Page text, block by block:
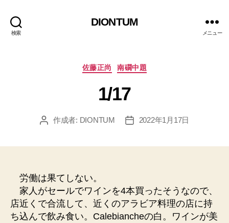
検索
DIONTUM
メニュー
カ
ゴ
リ
佐藤正尚 南礀中題
1/17
投 作成者: DIONTUM
投
2022年1月17日
労働は果てしない。
家人がセールでワインを4本買ったそうなので、
店近くで合流して、近くのアラビア料理の店に持
ち込んで飲み食い。Calebiancheの白。ワインが美